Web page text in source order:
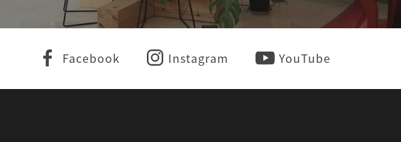
Facebook Instagram YouTube